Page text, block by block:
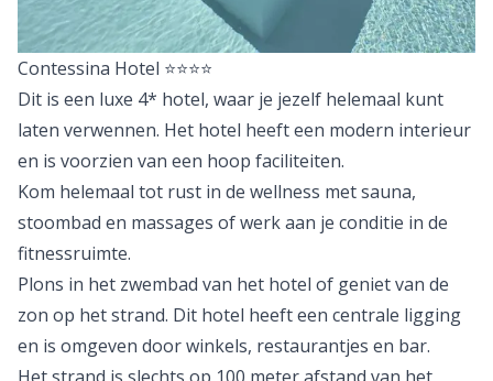
Contessina Hotel ⭐⭐⭐⭐
Dit is een luxe 4* hotel, waar je jezelf helemaal kunt
laten verwennen. Het hotel heeft een modern interieur
en is voorzien van een hoop faciliteiten.
Kom helemaal tot rust in de wellness met sauna,
stoombad en massages of werk aan je conditie in de
fitnessruimte.
Plons in het zwembad van het hotel of geniet van de
zon op het strand. Dit hotel heeft een centrale ligging
en is omgeven door winkels, restaurantjes en bar.